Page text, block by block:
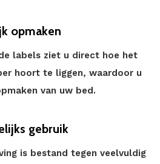
opmaken
labels ziet u direct hoe het
hoort te liggen, waardoor u
van uw bed.
gebruik
is bestand tegen veelvuldig